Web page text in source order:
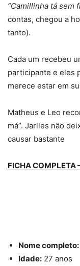
“Camillinha tá sem
contas, chegou a
tanto).
Cada um recebeu
participante e eles
merece estar em
Matheus e Leo
má”. Jarlles não
causar bastante
FICHA COMPLETA
Nome completo:
Idade: 27 anos